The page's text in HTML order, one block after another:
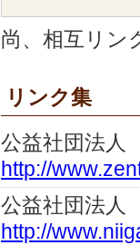
尚、相互リン
リンク集
公益社団法人
http://
公益社団法
http://